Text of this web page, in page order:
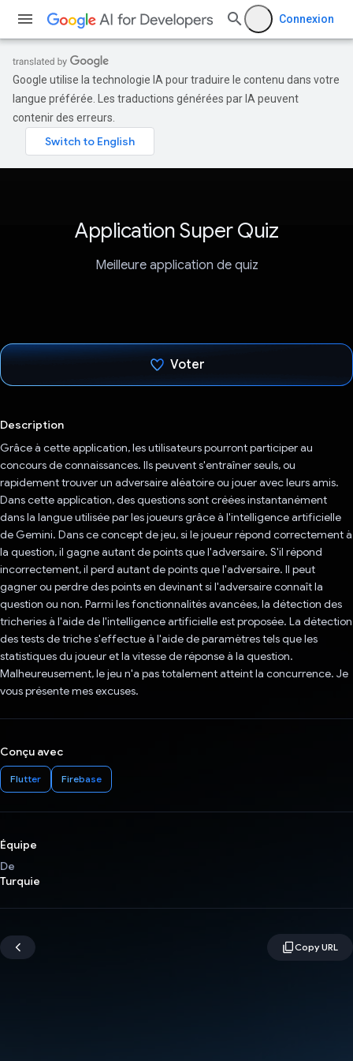
Connexion
Google utilise la technologie IA pour traduire le contenu dans votre
langue préférée. Les traductions générées par IA peuvent
contenir des erreurs.
Application Super Quiz
Meilleure application de quiz
Voter
Description
Grâce à cette application, les utilisateurs pourront participer au
concours de connaissances. Ils peuvent s'entraîner seuls, ou
rapidement trouver un adversaire aléatoire ou jouer avec leurs amis.
Dans cette application, des questions sont créées instantanément
dans la langue utilisée par les joueurs grâce à l'intelligence artificielle
de Gemini. Dans ce concept de jeu, si le joueur répond correctement à
la question, il gagne autant de points que l'adversaire. S'il répond
incorrectement, il perd autant de points que l'adversaire. Il peut
gagner ou perdre des points en devinant si l'adversaire connaît la
question ou non. Parmi les fonctionnalités avancées, la détection des
tricheries à l'aide de l'intelligence artificielle est proposée. La détection
des tests de triche s'effectue à l'aide de paramètres tels que les
statistiques du joueur et la vitesse de réponse à la question.
Malheureusement, le jeu n'a pas totalement atteint la concurrence. Je
vous présente mes excuses.
Conçu avec
Flutter Firebase
Équipe
De
Turquie